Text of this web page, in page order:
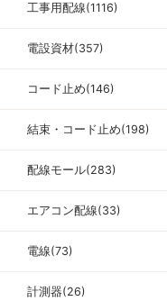
工事用配線(1116)
電設資材(357)
コード止め(146)
結束・コード止め(198)
配線モール(283)
エアコン配線(33)
電線(73)
計測器(26)